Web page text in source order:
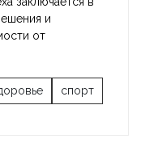
и
от
спорт